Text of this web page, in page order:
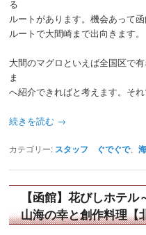
る
ルートがあります。機会あって
ルートで大間崎まで出向きます。
大間のマグロといえば全国区で
ま
へ紹介できればと考えます。そ
続きを読む →
カテゴリー: スタッフ ぐでぐで、
【函館】花びしホテ
山海の幸と創作料理【